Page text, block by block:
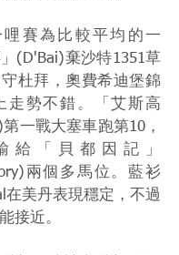
賽為比較平均的一
(D'Bai)棄沙特1351草
杜拜，奧費希迪堡錦
走勢不錯。「艾斯高
一戰大塞車跑第10，
給「貝都因記」
兩個多馬位。藍衫
在美丹表現穩定，不過
接近。